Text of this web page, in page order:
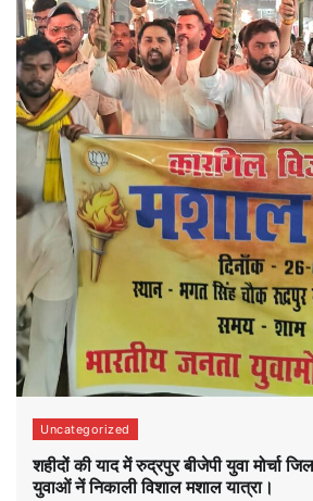
Uncategorized
शहीदों की याद में रुद्रपुर बीजेपी युवा मोर्चा
युवाओं नें निकाली विशाल मशाल यात्रा।